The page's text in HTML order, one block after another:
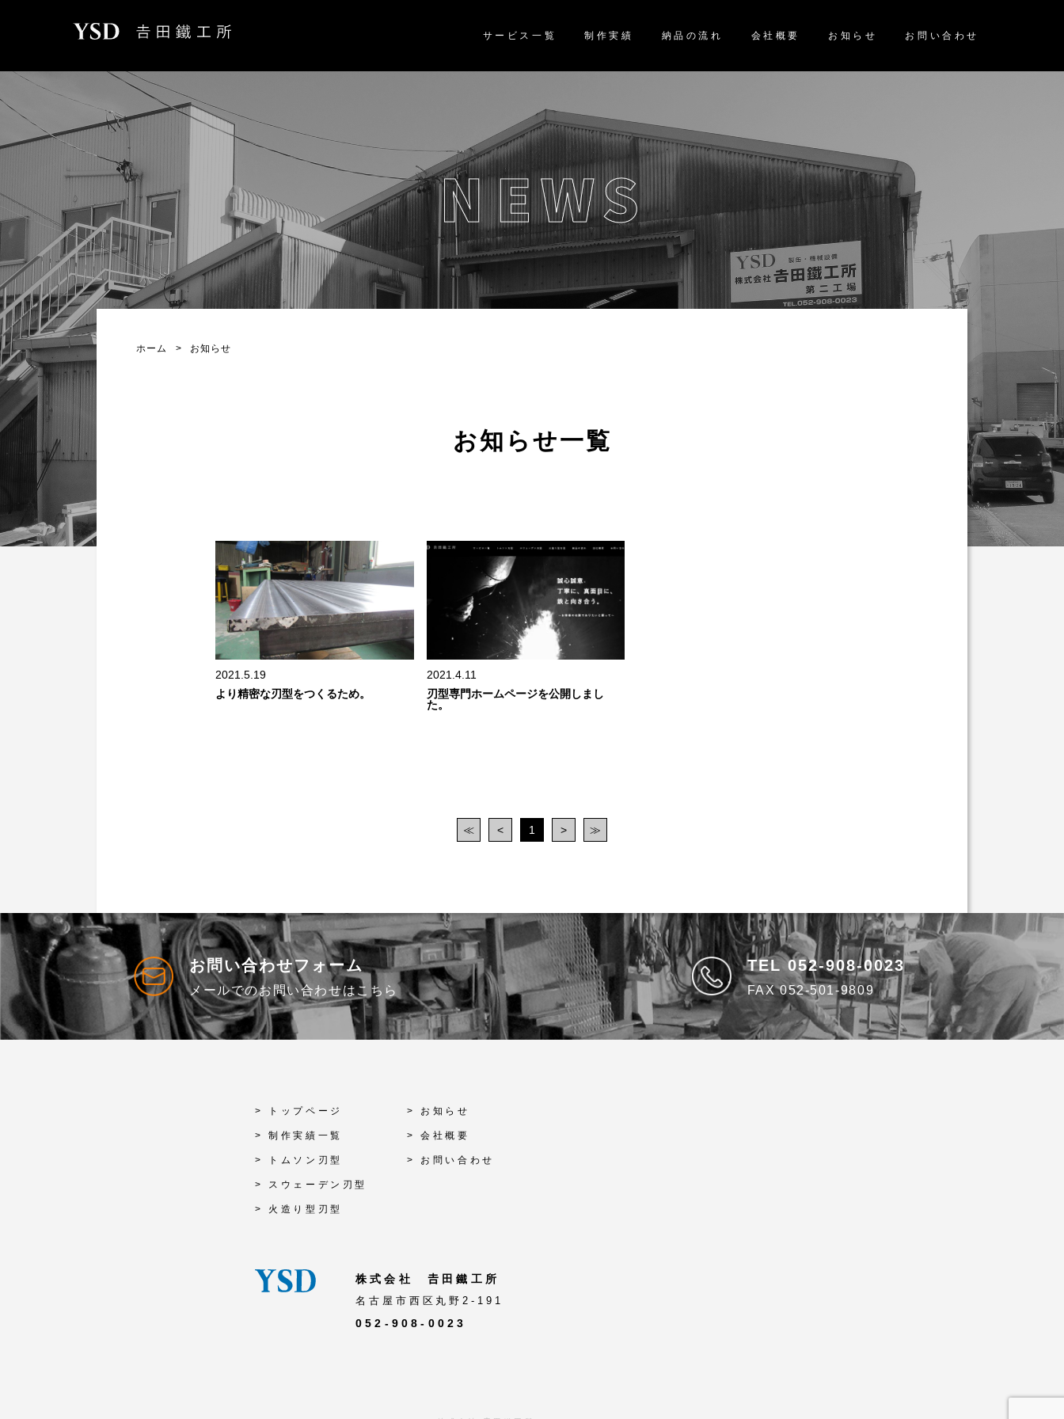
サービス一覧 制作実績 納品の流れ 会社概要 お知らせ お問い合わせ
ホーム > お知らせ
お知らせ一覧
2021.5.19
より精密な刃型をつくるため。
2021.4.11
刃型専門ホームページを公開しまし
た。
≪ < 1 > ≫
お問い合わせフォーム
メールでのお問い合わせはこちら
TEL 052-908-0023
FAX 052-501-9809
> トップページ
> 制作実績一覧
> トムソン刃型
> スウェーデン刃型
> 火造り型刃型
> お知らせ
> 会社概要
> お問い合わせ
株式会社 𠮷田鐵工所
名古屋市西区丸野2-191
052-908-0023